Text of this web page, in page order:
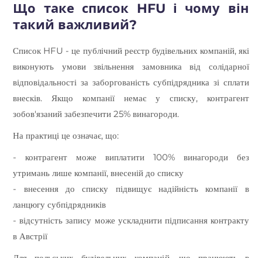
Що таке список HFU і чому він
такий важливий?
Список HFU - це публічний реєстр будівельних компаній, які
виконують умови звільнення замовника від солідарної
відповідальності за заборгованість субпідрядника зі сплати
внесків. Якщо компанії немає у списку, контрагент
зобов'язаний забезпечити 25% винагороди.
На практиці це означає, що:
- контрагент може виплатити 100% винагороди без
утримань лише компанії, внесеній до списку
- внесення до списку підвищує надійність компанії в
ланцюгу субпідрядників
- відсутність запису може ускладнити підписання контракту
в Австрії